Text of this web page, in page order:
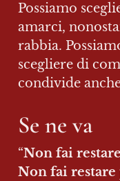
Possiamo
amarci,
rabbia.
scegliere di
condivide
Se ne va
“Non fai
Non fai